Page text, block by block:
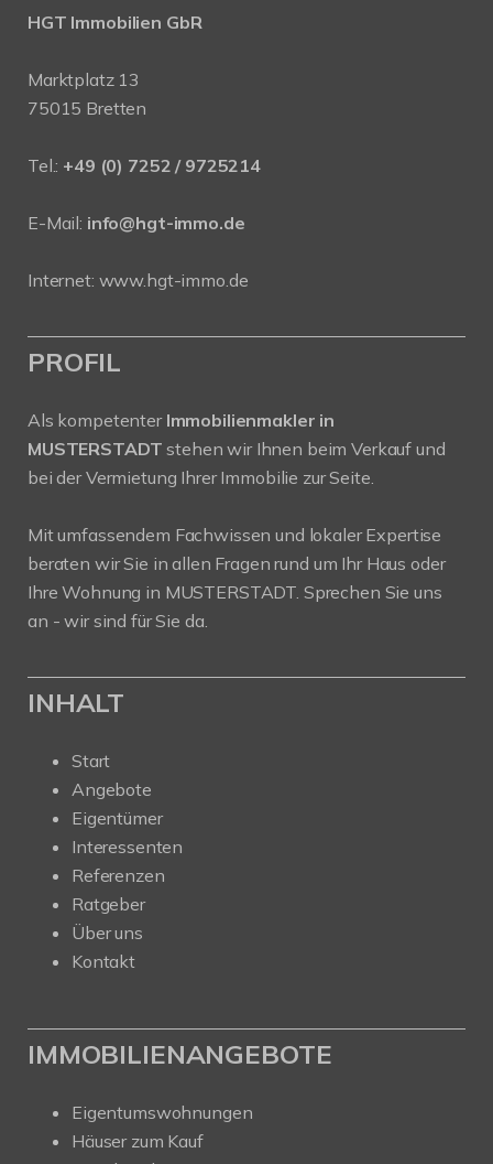
HGT Immobilien GbR
Marktplatz 13
75015 Bretten
Tel.: +49 (0) 7252 / 9725214
E-Mail: info@hgt-immo.de
Internet: www.hgt-immo.de
PROFIL
Als kompetenter Immobilienmakler in
MUSTERSTADT stehen wir Ihnen beim Verkauf und
bei der Vermietung Ihrer Immobilie zur Seite.
Mit umfassendem Fachwissen und lokaler Expertise
beraten wir Sie in allen Fragen rund um Ihr Haus oder
Ihre Wohnung in MUSTERSTADT. Sprechen Sie uns
an - wir sind für Sie da.
INHALT
Start
Angebote
Eigentümer
Interessenten
Referenzen
Ratgeber
Über uns
Kontakt
IMMOBILIENANGEBOTE
Eigentumswohnungen
Häuser zum Kauf